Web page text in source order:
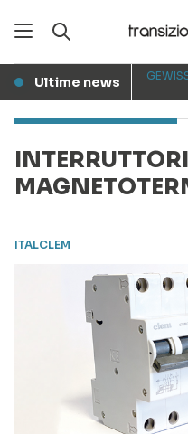
● Ultime news
INTERRUTTORI
ITALCLEM